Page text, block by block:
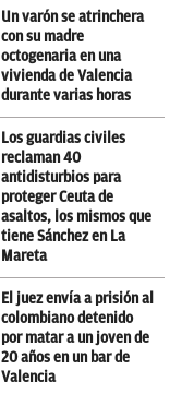
Un varón se atrinchera
con su madre
octogenaria en una
vivienda de Valencia
durante varias horas
Los guardias civiles
reclaman 40
antidisturbios para
proteger Ceuta de
asaltos, los mismos que
tiene Sánchez en La
Mareta
El juez envía a prisión al
colombiano detenido
por matar a un joven de
20 años en un bar de
Valencia